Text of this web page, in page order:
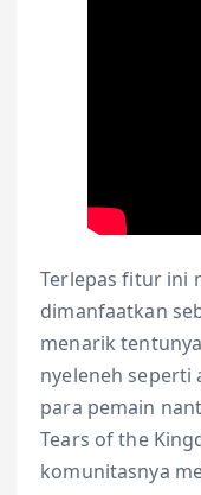
Terlepas fitur ini
dimanfaatkan
menarik
nyeleneh seperti
para pemain
Tears of the
komunitasnya